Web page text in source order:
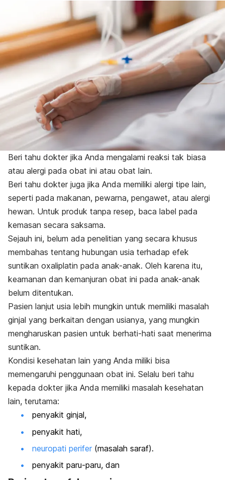
Beri tahu dokter jika Anda mengalami reaksi tak biasa
atau alergi pada obat ini atau obat lain.
Beri tahu dokter juga jika Anda memiliki alergi tipe lain,
seperti pada makanan, pewarna, pengawet, atau alergi
hewan. Untuk produk tanpa resep, baca label pada
kemasan secara saksama.
Sejauh ini, belum ada penelitian yang secara khusus
membahas tentang hubungan usia terhadap efek
suntikan oxaliplatin pada anak-anak. Oleh karena itu,
keamanan dan kemanjuran obat ini pada anak-anak
belum ditentukan.
Pasien lanjut usia lebih mungkin untuk memiliki masalah
ginjal yang berkaitan dengan usianya, yang mungkin
mengharuskan pasien untuk berhati-hati saat menerima
suntikan.
Kondisi kesehatan lain yang Anda miliki bisa
memengaruhi penggunaan obat ini. Selalu beri tahu
kepada dokter jika Anda memiliki masalah kesehatan
lain, terutama:
penyakit ginjal,
penyakit hati,
neuropati perifer (masalah saraf).
penyakit paru-paru, dan